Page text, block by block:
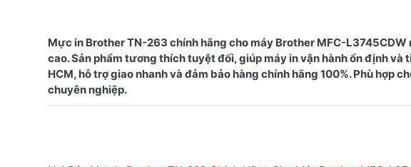
Mực in Brother TN-263 chính hãng cho máy Brother MFC-
cao. Sản phẩm tương thích tuyệt đối, giúp máy in vận hành ổn định và
HCM, hỗ trợ giao nhanh và đảm bảo hàng chính hãng 100%. Phù hợp